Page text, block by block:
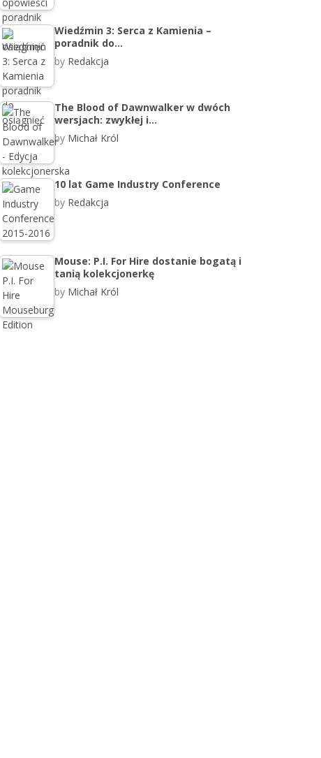
Wiedźmin 3: Serca z Kamienia –
poradnik do…
by Redakcja
The Blood of Dawnwalker w dwóch
wersjach: zwykłej i…
by Michał Król
10 lat Game Industry Conference
by Redakcja
Mouse: P.I. For Hire dostanie bogatą i
tanią kolekcjonerkę
by Michał Król